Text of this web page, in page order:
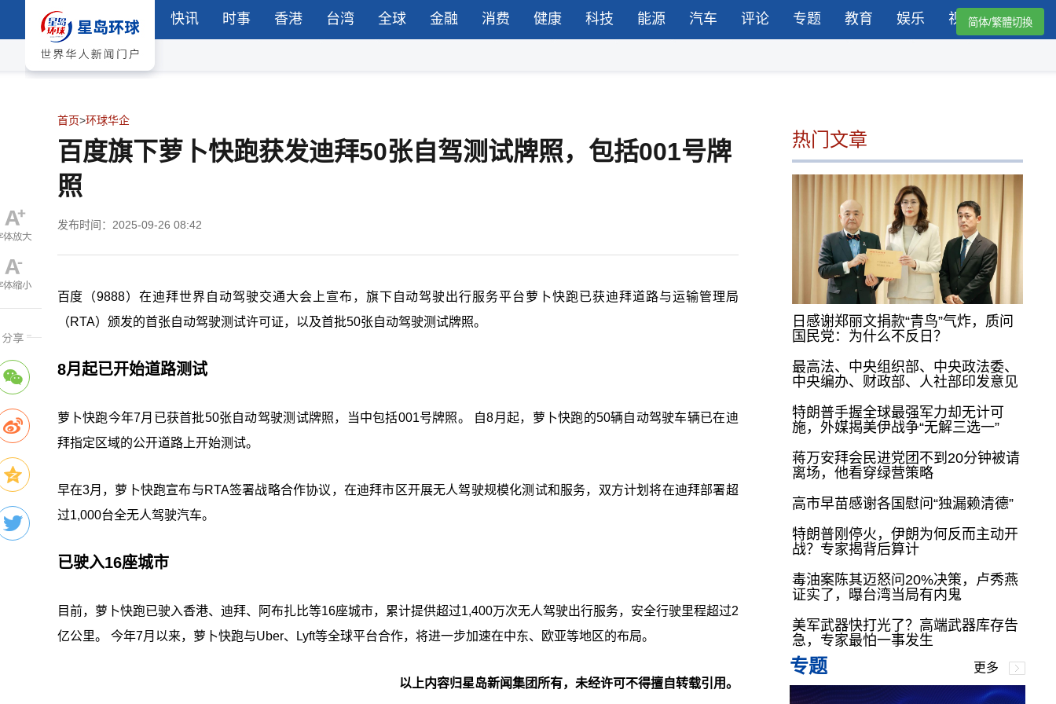
快讯 时事 香港 台湾 全球 金融 消费 健康 科技 能源 汽车 评论 专题 教育 娱乐 视频简体/繁體切換
首页>环球华企
百度旗下萝卜快跑获发迪拜50张自驾测试牌照，包括001号牌
照
发布时间：2025-09-26 08:42
百度（9888）在迪拜世界自动驾驶交通大会上宣布，旗下自动驾驶出行服务平台萝卜快跑已获迪拜道路与运输管理局
（RTA）颁发的首张自动驾驶测试许可证，以及首批50张自动驾驶测试牌照。
8月起已开始道路测试
萝卜快跑今年7月已获首批50张自动驾驶测试牌照，当中包括001号牌照。 自8月起，萝卜快跑的50辆自动驾驶车辆已在迪
拜指定区域的公开道路上开始测试。
早在3月，萝卜快跑宣布与RTA签署战略合作协议，在迪拜市区开展无人驾驶规模化测试和服务，双方计划将在迪拜部署超
过1,000台全无人驾驶汽车。
已驶入16座城市
目前，萝卜快跑已驶入香港、迪拜、阿布扎比等16座城市，累计提供超过1,400万次无人驾驶出行服务，安全行驶里程超过2
亿公里。 今年7月以来，萝卜快跑与Uber、Lyft等全球平台合作，将进一步加速在中东、欧亚等地区的布局。
以上内容归星岛新闻集团所有，未经许可不得擅自转载引用。
热门文章
日感谢郑丽文捐款“青鸟”气炸，质问
国民党：为什么不反日？
最高法、中央组织部、中央政法委、
中央编办、财政部、人社部印发意见
特朗普手握全球最强军力却无计可
施，外媒揭美伊战争“无解三选一”
蒋万安拜会民进党团不到20分钟被请
离场，他看穿绿营策略
高市早苗感谢各国慰问“独漏赖清德”
特朗普刚停火，伊朗为何反而主动开
战？专家揭背后算计
毒油案陈其迈怒问20%决策，卢秀燕
证实了，曝台湾当局有内鬼
美军武器快打光了？高端武器库存告
急，专家最怕一事发生
专题 更多